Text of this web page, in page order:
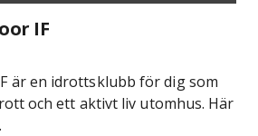
IF
är en idrottsklubb för dig som
och ett aktivt liv utomhus. Här